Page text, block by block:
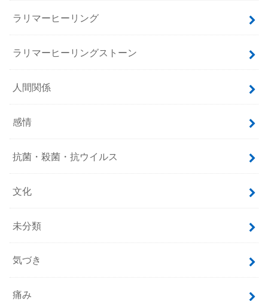
ラリマーヒーリング
ラリマーヒーリングストーン
人間関係
感情
抗菌・殺菌・抗ウイルス
文化
未分類
気づき
痛み